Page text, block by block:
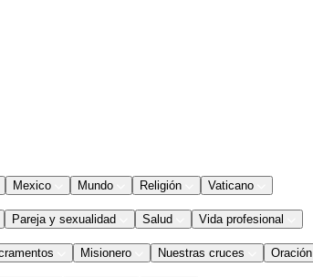
Mexico Mundo Religión Vaticano
Pareja y sexualidad Salud Vida profesional
Misionero Nuestras cruces Oración